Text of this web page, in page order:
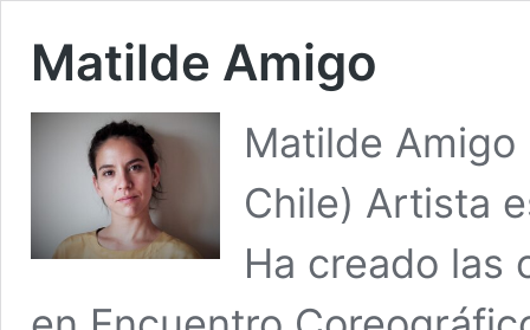
Matilde Amigo
Matilde
Chile) Artista
Ha creado las